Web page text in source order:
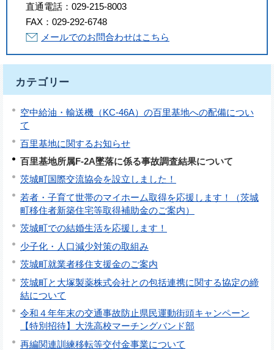
直通電話： 029-215-8003
FAX： 029-292-6748
メールでのお問合わせはこちら
カテゴリー
空中給油・輸送機（KC-46A）の百里基地への配備につい
て
百里基地に関するお知らせ
百里基地所属F-2A墜落に係る事故調査結果について
茨城町国際交流協会を設立しました！
若者・子育て世帯のマイホーム取得を応援します！（茨城
町移住者新築住宅等取得補助金のご案内）
茨城町での結婚生活を応援します！
少子化・人口減少対策の取組み
茨城町就業者移住支援金のご案内
茨城町と大塚製薬株式会社との包括連携に関する協定の締
結について
令和４年年末の交通事故防止県民運動街頭キャンペーン
【特別招待】大洗高校マーチングバンド部
再編関連訓練移転等交付金事業について